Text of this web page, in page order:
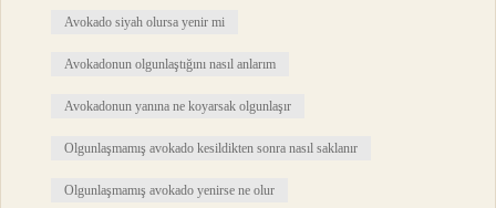
Avokado siyah olursa yenir mi
Avokadonun olgunlaştığını nasıl anlarım
Avokadonun yanına ne koyarsak olgunlaşır
Olgunlaşmamış avokado kesildikten sonra nasıl saklanır
Olgunlaşmamış avokado yenirse ne olur